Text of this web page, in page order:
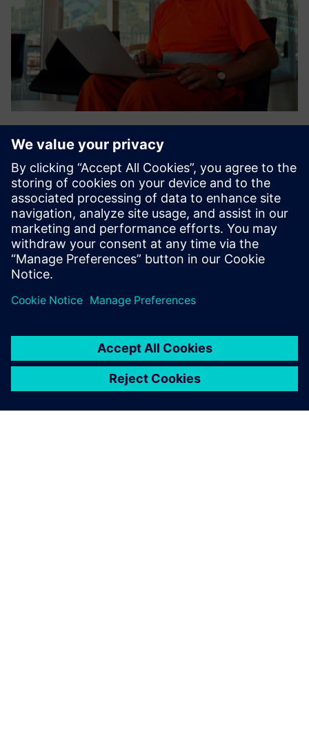
Sensor technologies
Az AES egy vezeték nélküli hálós rádiógyártó, amely UL864
listájú rádióátírókat biztosít, amelyeket számos központi
állomás szoftvercsomagja felügyelhet. A Siemens az AES
beépítette Intermesh megoldásunkba kommunikációs
gerincként...
További információk